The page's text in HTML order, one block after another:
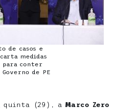
de casos e
medidas
conter
de PE
quinta (29), aMarco Zero